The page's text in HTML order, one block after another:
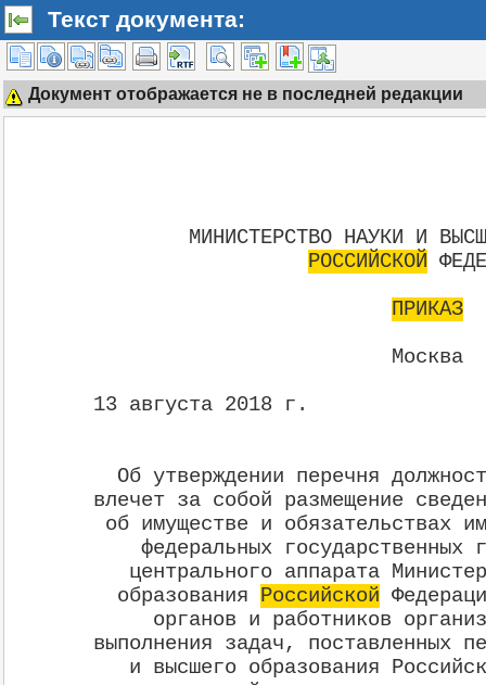
Текст документа:
Документ отображается не в последней редакции